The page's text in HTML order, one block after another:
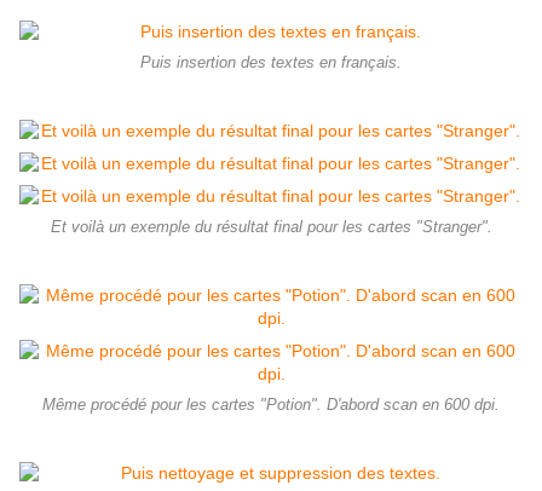
Puis insertion des textes en français.
Et voilà un exemple du résultat final pour les cartes "Stranger".
Même procédé pour les cartes "Potion". D'abord scan en 600 dpi.